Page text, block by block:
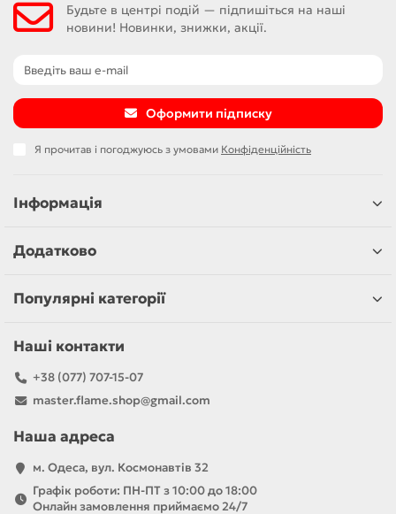
Будьте в центрі подій — підпишіться на наші
новини! Новинки, знижки, акції.
Оформити підписку
Я прочитав і погоджуюсь з умовами Конфіденційність
Інформація
Додатково
Популярні категорії
Наші контакти
+38 (077) 707-15-07
master.flame.shop@gmail.com
Наша адреса
м. Одеса, вул. Космонавтів 32
Графік роботи: ПН-ПТ з 10:00 до 18:00
Онлайн замовлення приймаємо 24/7